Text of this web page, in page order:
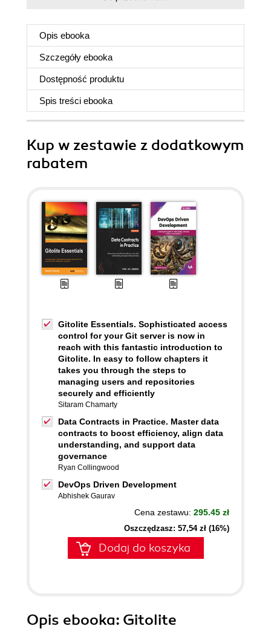
Opis ebooka
Szczegóły ebooka
Dostępność produktu
Spis treści ebooka
Kup w zestawie z dodatkowym
rabatem
Gitolite Essentials. Sophisticated access
control for your Git server is now in
reach with this fantastic introduction to
Gitolite. In easy to follow chapters it
takes you through the steps to
managing users and repositories
securely and efficiently
Sitaram Chamarty
Data Contracts in Practice. Master data
contracts to boost efficiency, align data
understanding, and support data
governance
Ryan Collingwood
DevOps Driven Development
Abhishek Gaurav
Cena zestawu: 295.45 zł
Oszczędzasz: 57,54 zł (16%)
Dodaj do koszyka
Opis ebooka: Gitolite